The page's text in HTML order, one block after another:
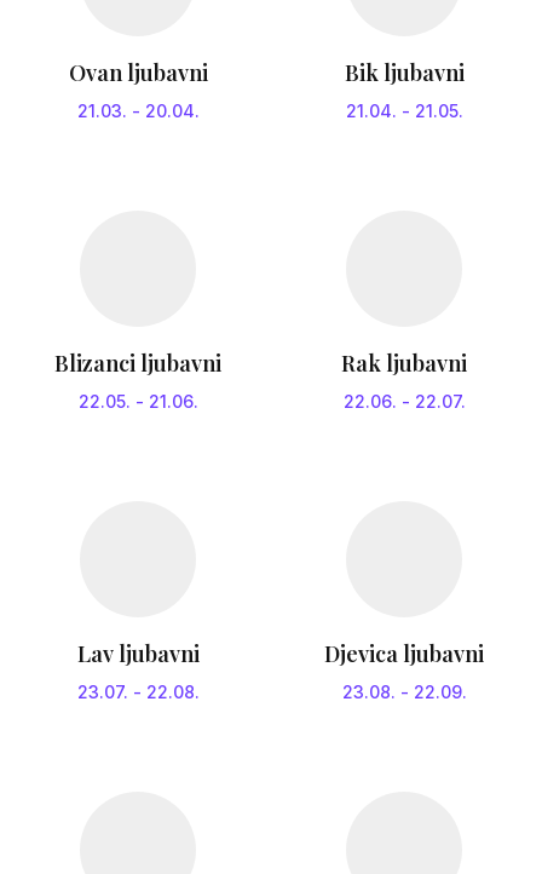
Ovan ljubavni
21.03. - 20.04.
Bik ljubavni
21.04. - 21.05.
Blizanci ljubavni
22.05. - 21.06.
Rak ljubavni
22.06. - 22.07.
Lav ljubavni
23.07. - 22.08.
Djevica ljubavni
23.08. - 22.09.